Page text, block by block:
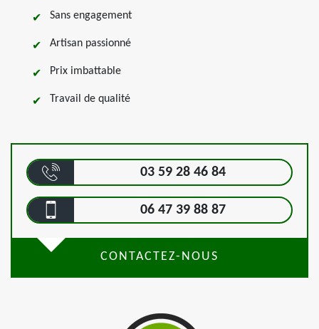
Sans engagement
Artisan passionné
Prix imbattable
Travail de qualité
03 59 28 46 84
06 47 39 88 87
CONTACTEZ-NOUS